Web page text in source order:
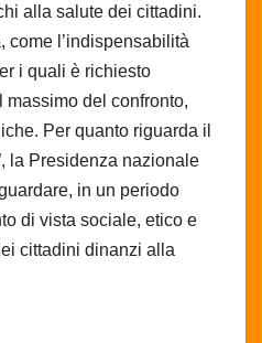
alla salute dei cittadini.
come l’indispensabilità
i quali è richiesto
del confronto,
Per quanto riguarda il
la Presidenza nazionale
in un periodo
di vista sociale, etico e
cittadini dinanzi alla